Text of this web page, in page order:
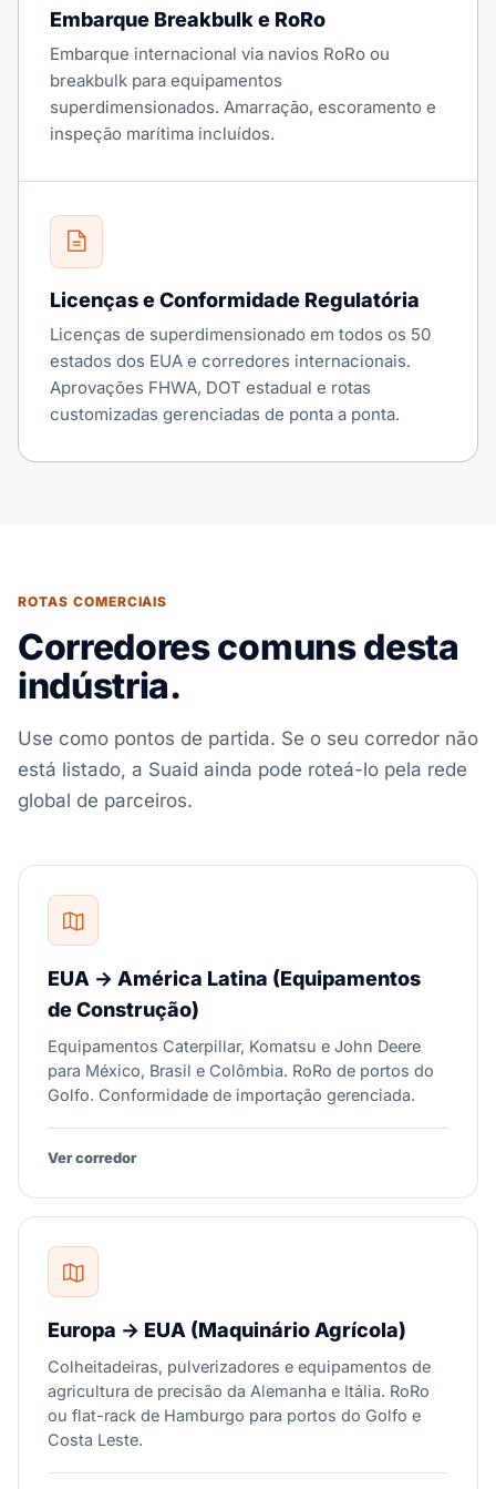
Embarque Breakbulk e RoRo
Embarque internacional via navios RoRo ou
breakbulk para equipamentos
superdimensionados. Amarração, escoramento e
inspeção marítima incluídos.
Licenças e Conformidade Regulatória
Licenças de superdimensionado em todos os 50
estados dos EUA e corredores internacionais.
Aprovações FHWA, DOT estadual e rotas
customizadas gerenciadas de ponta a ponta.
ROTAS COMERCIAIS
Corredores comuns desta
indústria.
Use como pontos de partida. Se o seu corredor não
está listado, a Suaid ainda pode roteá-lo pela rede
global de parceiros.
EUA → América Latina (Equipamentos
de Construção)
Equipamentos Caterpillar, Komatsu e John Deere
para México, Brasil e Colômbia. RoRo de portos do
Golfo. Conformidade de importação gerenciada.
Ver corredor
Europa → EUA (Maquinário Agrícola)
Colheitadeiras, pulverizadores e equipamentos de
agricultura de precisão da Alemanha e Itália. RoRo
ou flat-rack de Hamburgo para portos do Golfo e
Costa Leste.